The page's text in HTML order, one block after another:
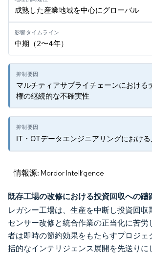
成熟した産業地域を中心にグローバル
中期（2〜4年）
マルチティアサプライチェーンにおける
権の継続的な不確実性
IT・OTデータエンジニアリングにおける
情報源: Mordor Intelligence
既存工場の改修における投資回収への躊
レガシー工場は、生産を中断し投資回収
センサー改修と統合作業の正当化に苦労
者は即時の節約効果をもたらすプロジェ
括的なインテリジェンス展開を先送りに